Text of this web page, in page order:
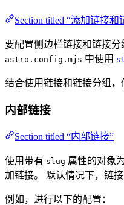
Section titled “添加链接和
要配置侧边栏链接和链接
astro.config.mjs 中使用
结合使用链接和链接分组，
内部链接
Section titled “内部链接”
使用带有 slug 属性的对象
加链接。 默认情况下，链
例如，进行以下的配置：